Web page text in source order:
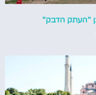
"העתק הדבק"